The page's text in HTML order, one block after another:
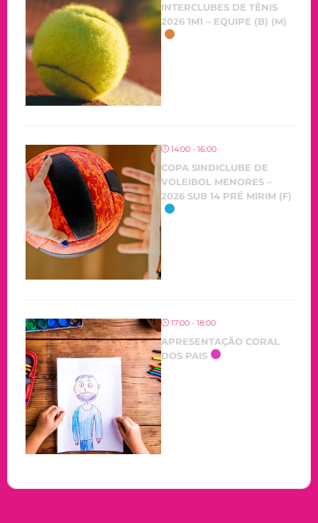
INTERCLUBES DE TÊNIS
2026 1M1 – EQUIPE (B) (M)
14:00 - 16:00
COPA SINDICLUBE DE
VOLEIBOL MENORES –
2026 SUB 14 PRÉ MIRIM (F)
17:00 - 18:00
APRESENTAÇÃO CORAL
DOS PAIS